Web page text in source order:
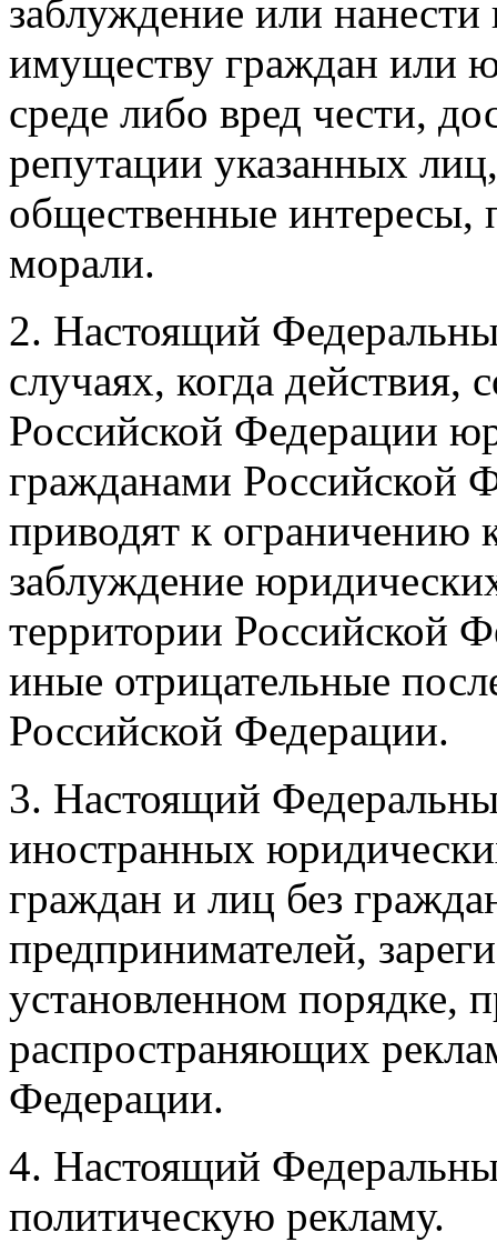
заблуждение или
имуществу граждан или
среде либо вред чести,
репутации указанных
общественные
морали.
2. Настоящий
случаях, когда действия,
Российской Федерации
гражданами Российской
приводят к ограничению
заблуждение
территории Российской
иные отрицательные
Российской Федерации.
3. Настоящий
иностранных
граждан и лиц без
предпринимателей,
установленном
распространяющих
Федерации.
4. Настоящий
политическую рекламу.